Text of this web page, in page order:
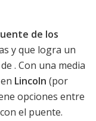
de los
y que logra un
. Con una media
Lincoln (por
opciones entre
el puente.